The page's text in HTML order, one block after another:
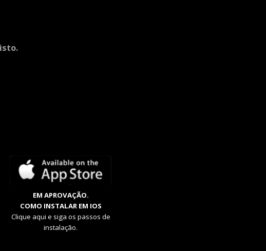
EM APROVAÇÃO.
COMO INSTALAR EM IOS
Clique aqui e siga os passos de
instalação.